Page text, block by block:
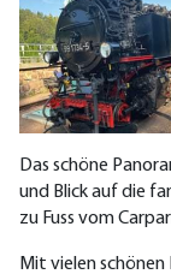
Das schöne
und Blick auf die
zu Fuss vom
Mit vielen schönen